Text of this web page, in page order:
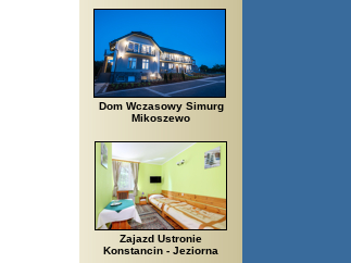
Dom Wczasowy Simurg
Mikoszewo
Zajazd Ustronie
Konstancin - Jeziorna